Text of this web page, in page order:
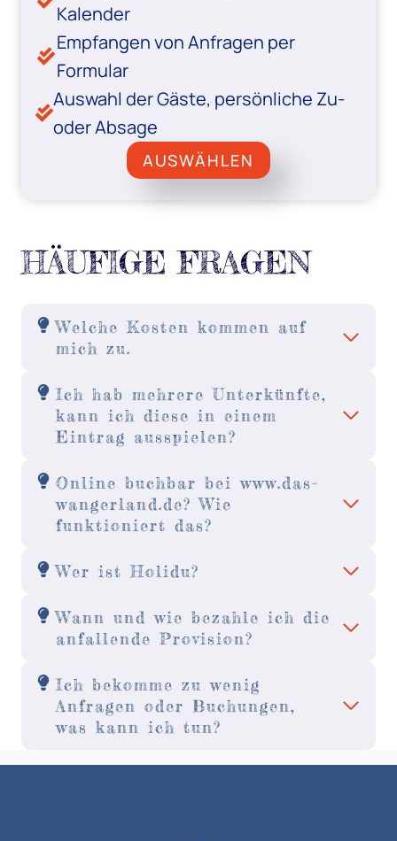
Kalender
Empfangen von Anfragen per
Formular
Auswahl der Gäste, persönliche Zu-
oder Absage
AUSWÄHLEN
HÄUFIGE FRAGEN
Welche Kosten kommen auf
mich zu.
Ich hab mehrere Unterkünfte,
kann ich diese in einem
Eintrag ausspielen?
Online buchbar bei www.das-
wangerland.de? Wie
funktioniert das?
Wer ist Holidu?
Wann und wie bezahle ich die
anfallende Provision?
Ich bekomme zu wenig
Anfragen oder Buchungen,
was kann ich tun?